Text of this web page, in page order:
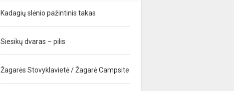
Kadagių slėnio pažintinis takas
Siesikų dvaras – pilis
Žagarės Stovyklavietė / Žagarė Campsite